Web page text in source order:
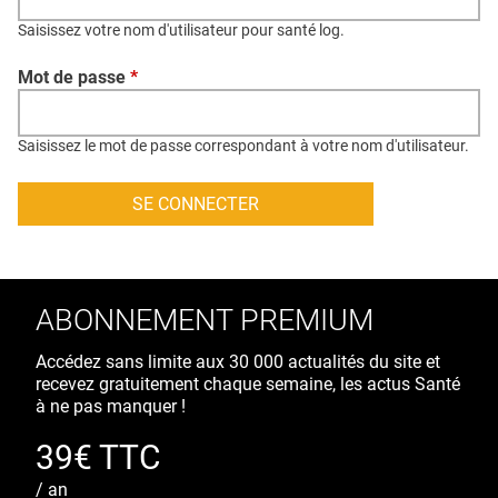
CONTACT
CRÉDITS
Saisissez votre nom d'utilisateur pour santé log.
Mot de passe *
Saisissez le mot de passe correspondant à votre nom d'utilisateur.
ABONNEMENT PREMIUM
Accédez sans limite aux 30 000 actualités du site et
recevez gratuitement chaque semaine, les actus Santé
à ne pas manquer !
39€ TTC
/ an